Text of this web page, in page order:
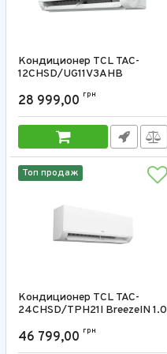
Кондиционер TCL TAC-
12CHSD/UG11V3AHB
Артикул: TAC-12CHSD/UG11V3AHB
28 999,00 грн
Топ продаж
Кондиционер TCL TAC-
24CHSD/TPH21I BreezeIN 1.0
Артикул: TAC-24CHSD/TPH21I
46 799,00 грн